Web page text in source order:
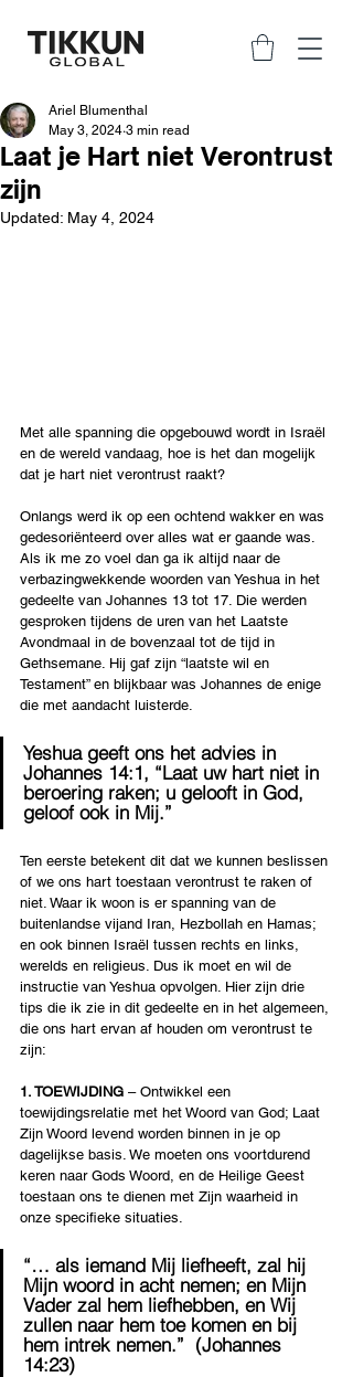
Laat je Hart niet Verontrust
zijn
Ariel Blumenthal
May 3, 2024 3 min read
Updated: May 4, 2024
Met alle spanning die opgebouwd wordt in Israël
en de wereld vandaag, hoe is het dan mogelijk
dat je hart niet verontrust raakt?
Onlangs werd ik op een ochtend wakker en was
gedesoriënteerd over alles wat er gaande was.
Als ik me zo voel dan ga ik altijd naar de
verbazingwekkende woorden van Yeshua in het
gedeelte van Johannes 13 tot 17. Die werden
gesproken tijdens de uren van het Laatste
Avondmaal in de bovenzaal tot de tijd in
Gethsemane. Hij gaf zijn “laatste wil en
Testament” en blijkbaar was Johannes de enige
die met aandacht luisterde.
Yeshua geeft ons het advies in
Johannes 14:1, “Laat uw hart niet in
beroering raken; u gelooft in God,
geloof ook in Mij.”
Ten eerste betekent dit dat we kunnen beslissen
of we ons hart toestaan verontrust te raken of
niet. Waar ik woon is er spanning van de
buitenlandse vijand Iran, Hezbollah en Hamas;
en ook binnen Israël tussen rechts en links,
werelds en religieus. Dus ik moet en wil de
instructie van Yeshua opvolgen. Hier zijn drie
tips die ik zie in dit gedeelte en in het algemeen,
die ons hart ervan af houden om verontrust te
zijn:
1. TOEWIJDING – Ontwikkel een
toewijdingsrelatie met het Woord van God; Laat
Zijn Woord levend worden binnen in je op
dagelijkse basis. We moeten ons voortdurend
keren naar Gods Woord, en de Heilige Geest
toestaan ons te dienen met Zijn waarheid in
onze specifieke situaties.
“… als iemand Mij liefheeft, zal hij
Mijn woord in acht nemen; en Mijn
Vader zal hem liefhebben, en Wij
zullen naar hem toe komen en bij
hem intrek nemen.”  (Johannes
14:23)